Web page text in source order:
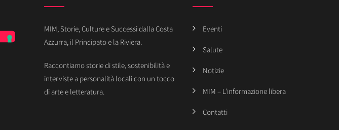
MIM, Storie, Culture e Successi dalla Costa
Azzurra, il Principato e la Riviera.
Raccontiamo storie di stile, sostenibilità e
interviste a personalità locali con un tocco
di arte e letteratura.
Eventi
Salute
Notizie
MIM – L’informazione libera
Contatti